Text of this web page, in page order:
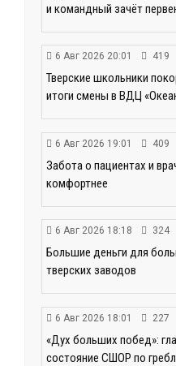
и командный зачёт
6 Авг 2026 20:01 419
Тверские школьники
итоги смены в ВДЦ
6 Авг 2026 19:01 409
Забота о пациентах и
комфортнее
6 Авг 2026 18:18 324
Большие деньги для
тверских заводов
6 Авг 2026 18:01 227
«Дух больших побед»:
состояние СШОР по